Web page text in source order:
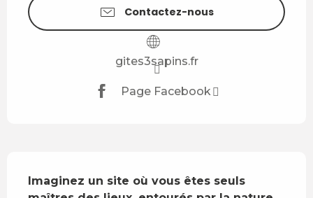
Contactez-nous
gites3sapins.fr
Page Facebook
Imaginez un site où vous êtes seuls